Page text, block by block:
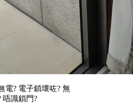
電? 電子鎖壞咗? 無
唔識鎖門?